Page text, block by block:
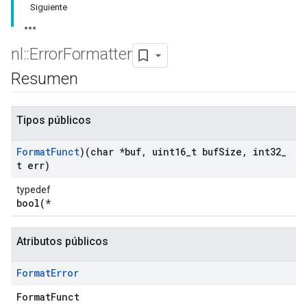
Siguiente
nl ::ErrorFormatter
Resumen
Tipos públicos
FormatFunct)(char *buf, uint16 t bufSize , int32
t err)
typedef
bool(*
Atributos públicos
FormatError
FormatFunct